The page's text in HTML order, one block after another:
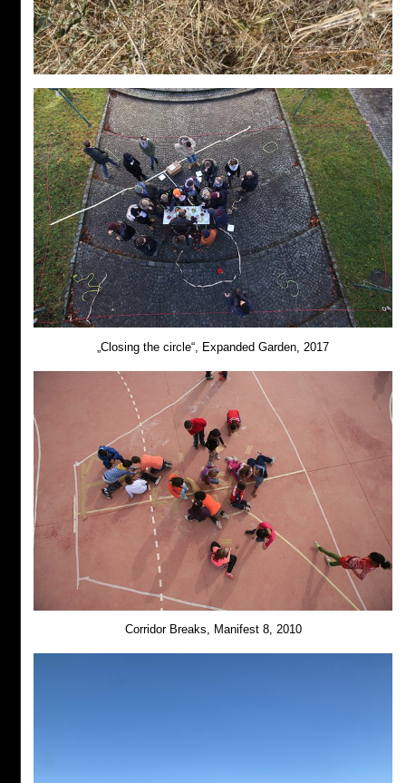
„Closing the circle“, Expanded Garden, 2017
Corridor Breaks, Manifest 8, 2010